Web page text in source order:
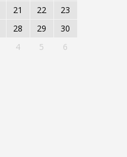
21 22
23
28 29
30
4 5 6